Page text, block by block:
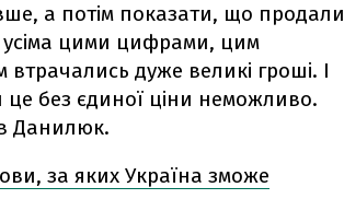
а потім показати, що продали
усіма цими цифрами, цим
втрачались дуже великі гроші. І
без єдиної ціни неможливо.
Данилюк.
за яких Україна зможе